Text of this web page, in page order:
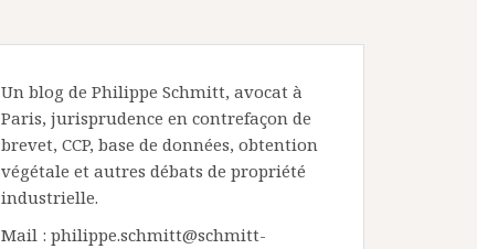
Un blog de Philippe Schmitt, avocat à
Paris, jurisprudence en contrefaçon de
brevet, CCP, base de données, obtention
végétale et autres débats de propriété
industrielle.
Mail : philippe.schmitt@schmitt-